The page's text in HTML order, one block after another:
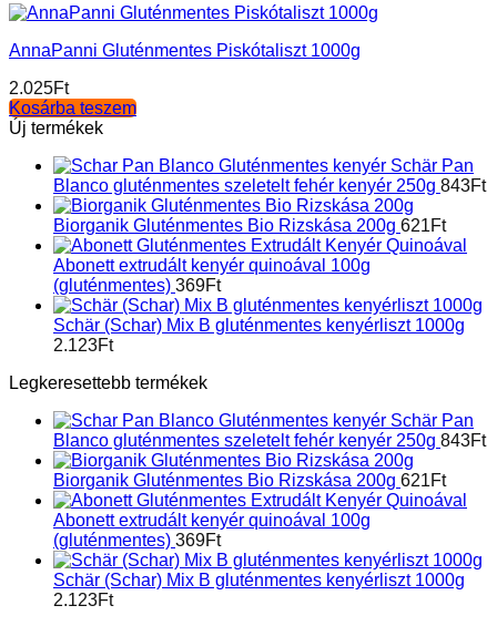
AnnaPanni Gluténmentes Piskótaliszt 1000g
2.025Ft
Kosárba teszem
Új termékek
Schär Pan
Blanco gluténmentes szeletelt fehér kenyér 250g 843Ft
Biorganik Gluténmentes Bio Rizskása 200g 621Ft
Abonett extrudált kenyér quinoával 100g
(gluténmentes) 369Ft
Schär (Schar) Mix B gluténmentes kenyérliszt 1000g
2.123Ft
Legkeresettebb termékek
Schär Pan
Blanco gluténmentes szeletelt fehér kenyér 250g 843Ft
Biorganik Gluténmentes Bio Rizskása 200g 621Ft
Abonett extrudált kenyér quinoával 100g
(gluténmentes) 369Ft
Schär (Schar) Mix B gluténmentes kenyérliszt 1000g
2.123Ft